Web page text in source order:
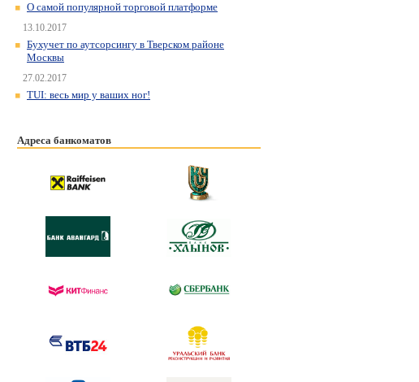
О самой популярной торговой платформе
13.10.2017
Бухучет по аутсорсингу в Тверском районе
Москвы
27.02.2017
TUI: весь мир у ваших ног!
Адреса банкоматов